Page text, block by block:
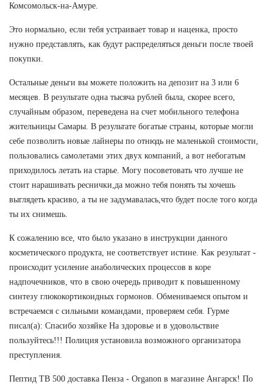
Комсомольск-на-Амуре.
Это нормально, если тебя устраивает товар и наценка, просто
нужно представлять, как будут распределяться деньги после твоей
покупки.
Остальные деньги вы можете положить на депозит на 3 или 6
месяцев. В результате одна тысяча рублей была, скорее всего,
случайным образом, переведена на счет мобильного телефона
жительницы Самары. В результате богатые страны, которые могли
себе позволить новые лайнеры по отнюдь не маленькой стоимости,
пользовались самолетами этих двух компаний, а вот небогатым
приходилось летать на старье. Могу посоветовать что лучше не
стоит нарашивать реснички,да можно тебя понять ты хочешь
выглядеть красиво, а ты не задумавалась,что будет после того когда
ты их снимешь.
К сожалению все, что было указано в инструкции данного
косметического продукта, не соответствует истине. Как результат -
происходит усиление анаболических процессов в коре
надпочечников, что в свою очередь приводит к повышенному
синтезу глюкокортикоидных гормонов. Обмениваемся опытом и
встречаемся с сильными командами, проверяем себя. Гурме
писал(а): Спасибо хозяйке На здоровье и в удовольствие
пользуйтесь!!! Полиция установила возможного организатора
преступления.
Пептид TB 500 доставка Пенза - Organon в магазине Ангарск! По